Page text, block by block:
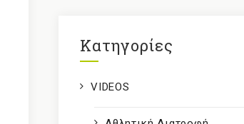
Kατηγορίες
VIDEOS